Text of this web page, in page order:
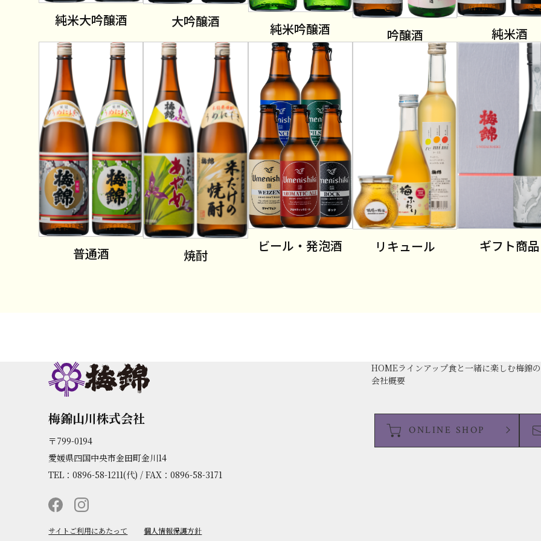
純米大吟醸酒 大吟醸酒 純米吟醸酒 吟醸酒 純米酒
普通酒 焼酎
ビール・発泡酒 リキュール ギフト商品
梅錦山川株式会社
〒799-0194
愛媛県四国中央市金田町金川14
TEL：0896-58-1211(代) / FAX：0896-58-3171
サイトご利用にあたって 個人情報保護方針
HOMEラインアップ食と一緒に楽しむ梅錦
会社概要
ONLINE SHOP